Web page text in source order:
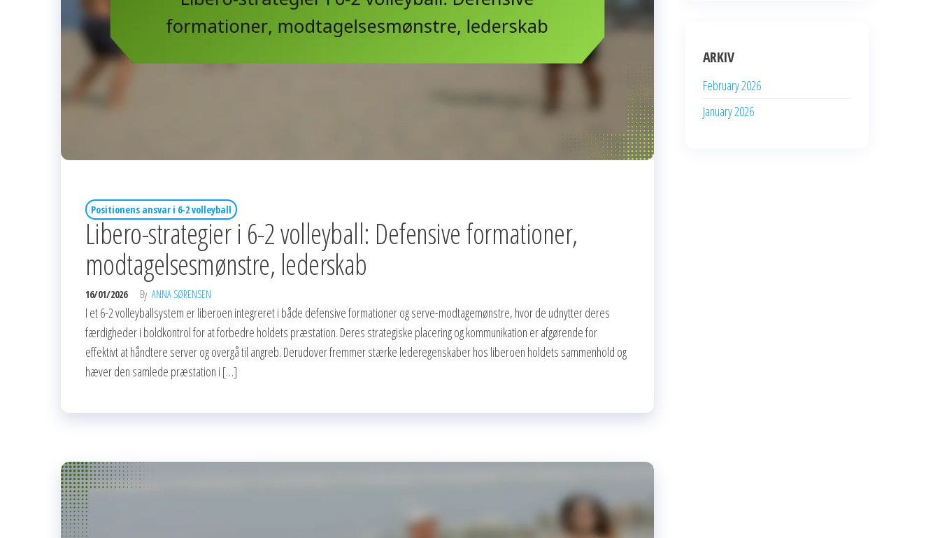
Positionens ansvar i 6-2 volleyball
Libero-strategier i 6-2 volleyball: Defensive formationer,
modtagelsesmønstre, lederskab
16/01/2026 By ANNA SØRENSEN
I et 6-2 volleyballsystem er liberoen integreret i både defensive formationer og serve-modtagemønstre, hvor de udnytter deres
færdigheder i boldkontrol for at forbedre holdets præstation. Deres strategiske placering og kommunikation er afgørende for
effektivt at håndtere server og overgå til angreb. Derudover fremmer stærke lederegenskaber hos liberoen holdets sammenhold og
hæver den samlede præstation i […]
ARKIV
February 2026
January 2026